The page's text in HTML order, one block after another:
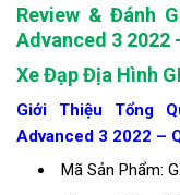
Review & Đánh
Advanced 3 2022
Xe Đạp Địa Hình
Giới Thiệu Tổng
Advanced 3 2022 –
Mã Sản Phẩm: